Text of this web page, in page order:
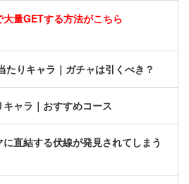
大量GETする方法がこちら
たりキャラ｜ガチャは引くべき？
ャラ｜おすすめコース
に直結する伏線が発見されてしまう